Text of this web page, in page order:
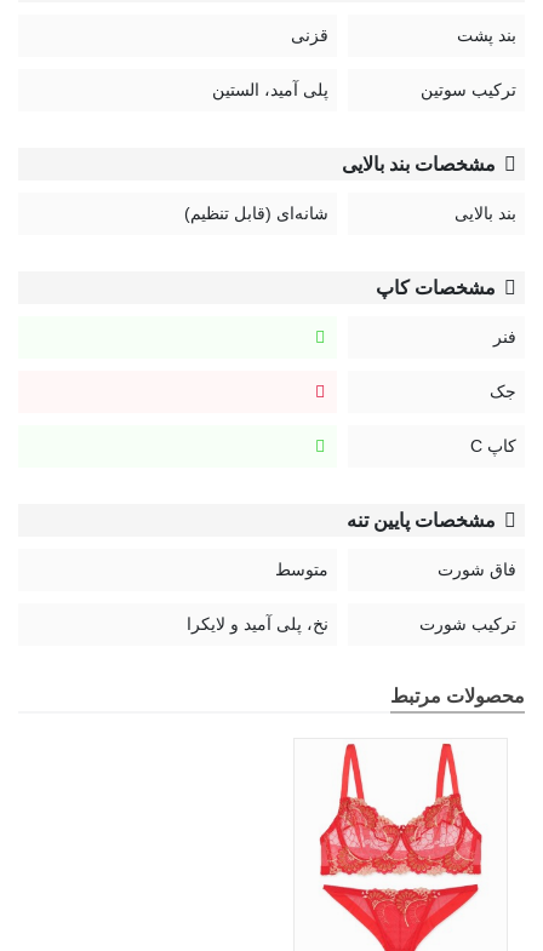
بند پشت قزنی
ترکیب سوتین پلی آمید، الستین
مشخصات بند بالایی
بند بالایی شانه‌ای (قابل تنظیم)
مشخصات کاپ
فنر
جک
کاپ C
مشخصات پایین تنه
فاق شورت متوسط
ترکیب شورت نخ، پلی آمید و لایکرا
محصولات مرتبط